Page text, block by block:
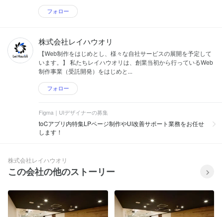
フォロー
株式会社レイハウオリ
【Web制作をはじめとし、様々な自社サービスの展開を予定して
います。】 私たちレイハウオリは、創業当初から行っているWeb
制作事業（受託開発）をはじめと...
フォロー
Figma｜UIデザイナーの募集
toCアプリ内特集LPページ制作やUI改善サポート業務をお任せ
します！
株式会社レイハウオリ
この会社の他のストーリー